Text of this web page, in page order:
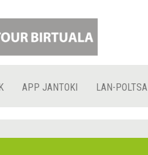
APP JANTOKI LAN-POLTSA